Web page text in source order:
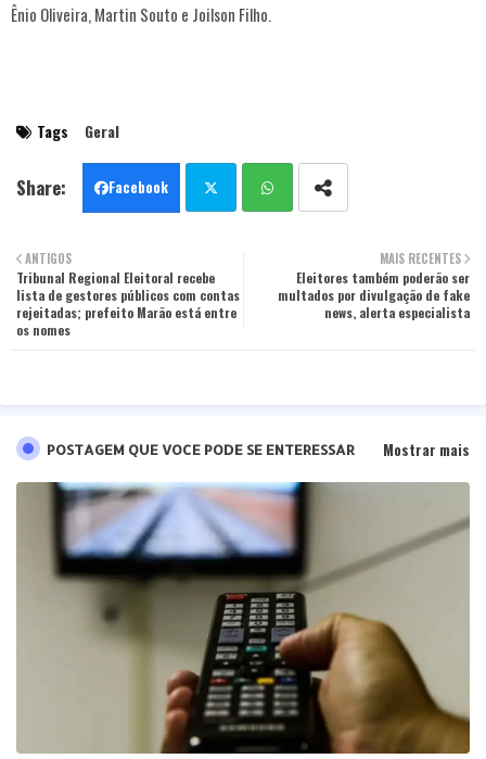
Ênio Oliveira, Martin Souto e Joilson Filho.
Tags Geral
Facebook
ter
MAIS RECENTES
Eleitores também poderão ser
multados por divulgação de fake
news, alerta especialista
ANTIGOS
Tribunal Regional Eleitoral recebe
lista de gestores públicos com contas
rejeitadas; prefeito Marão está entre
os nomes
POSTAGEM QUE VOCE PODE SE ENTERESSAR Mostrar mais